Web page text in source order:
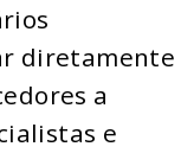
diretamente
a
e